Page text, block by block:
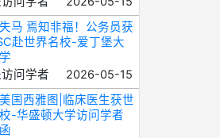
马 焉知非福！公务员获
赴世界名校-爱丁堡大
问学者
2026-05-15
国西雅图|临床医生获世
-华盛顿大学访问学者